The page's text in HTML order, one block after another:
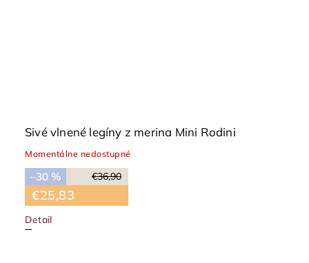
Sivé vlnené legíny z merina Mini Rodini
Momentálne nedostupné
€36,90
–30 %
€25,83
Detail